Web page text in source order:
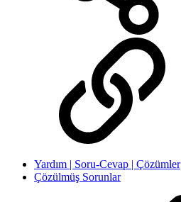
Yardım | Soru-Cevap | Çözümler
Çözülmüş Sorunlar